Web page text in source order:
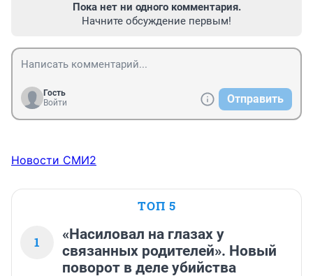
Пока нет ни одного комментария.
Начните обсуждение первым!
Гость
Войти
Отправить
Новости СМИ2
ТОП 5
1
«Насиловал на глазах у
связанных родителей». Новый
поворот в деле убийства